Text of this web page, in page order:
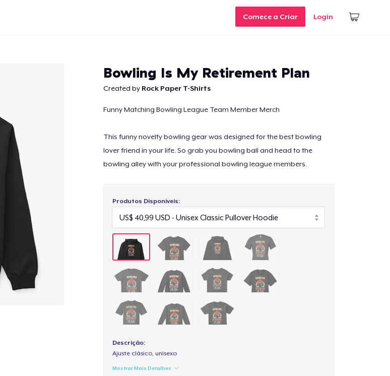
Comece a Criar Login
Bowling Is My Retirement Plan
Created by Rock Paper T-Shirts
Funny Matching Bowling League Team Member Merch
This funny novelty bowling gear was designed for the best bowling
lover friend in your life. So grab you bowling ball and head to the
bowling alley with your professional bowling league members.
Produtos Disponíveis:
Descrição:
Ajuste clásico, unisexo
Mostrar Mais Detalhes